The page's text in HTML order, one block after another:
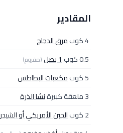
المقادير
4 كوب
مرق الدجاج
0.5 كوب
1 بصل (مفروم)
5 كوب
مكعبات البطاطس
3 ملعقة كبيرة
نشا الذرة
2 كوب
الجبن الأمريكي أو الشيدر